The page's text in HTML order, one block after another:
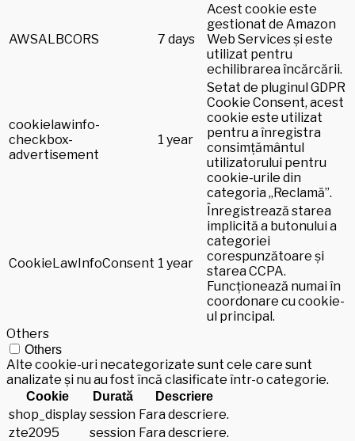
AWSALBCORS 7 days
Acest cookie este
gestionat de Amazon
Web Services și este
utilizat pentru
echilibrarea încărcării.
cookielawinfo-
checkbox-
advertisement
1 year
Setat de pluginul GDPR
Cookie Consent, acest
cookie este utilizat
pentru a înregistra
consimțământul
utilizatorului pentru
cookie-urile din
categoria „Reclamă”.
CookieLawInfoConsent 1 year
Înregistrează starea
implicită a butonului a
categoriei
corespunzătoare și
starea CCPA.
Funcționează numai în
coordonare cu cookie-
ul principal.
Others
Others
Alte cookie-uri necategorizate sunt cele care sunt
analizate și nu au fost încă clasificate într-o categorie.
Cookie Durată Descriere
shop_display session Fara descriere.
zte2095
session Fara descriere.